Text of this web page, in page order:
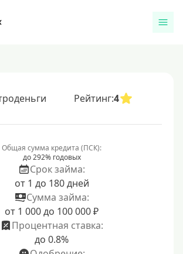
Рейтинг:4
Общая сумма кредита (ПСК):
до 292% годовых
Срок займа:
от 1 до 180 дней
Сумма займа:
от 1 000 до 100 000 ₽
Процентная ставка:
до 0.8%